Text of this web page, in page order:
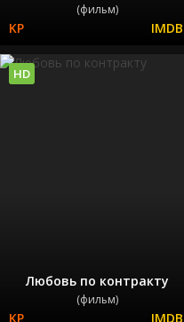
(фильм)
Любовь по контракту
(фильм)
HD